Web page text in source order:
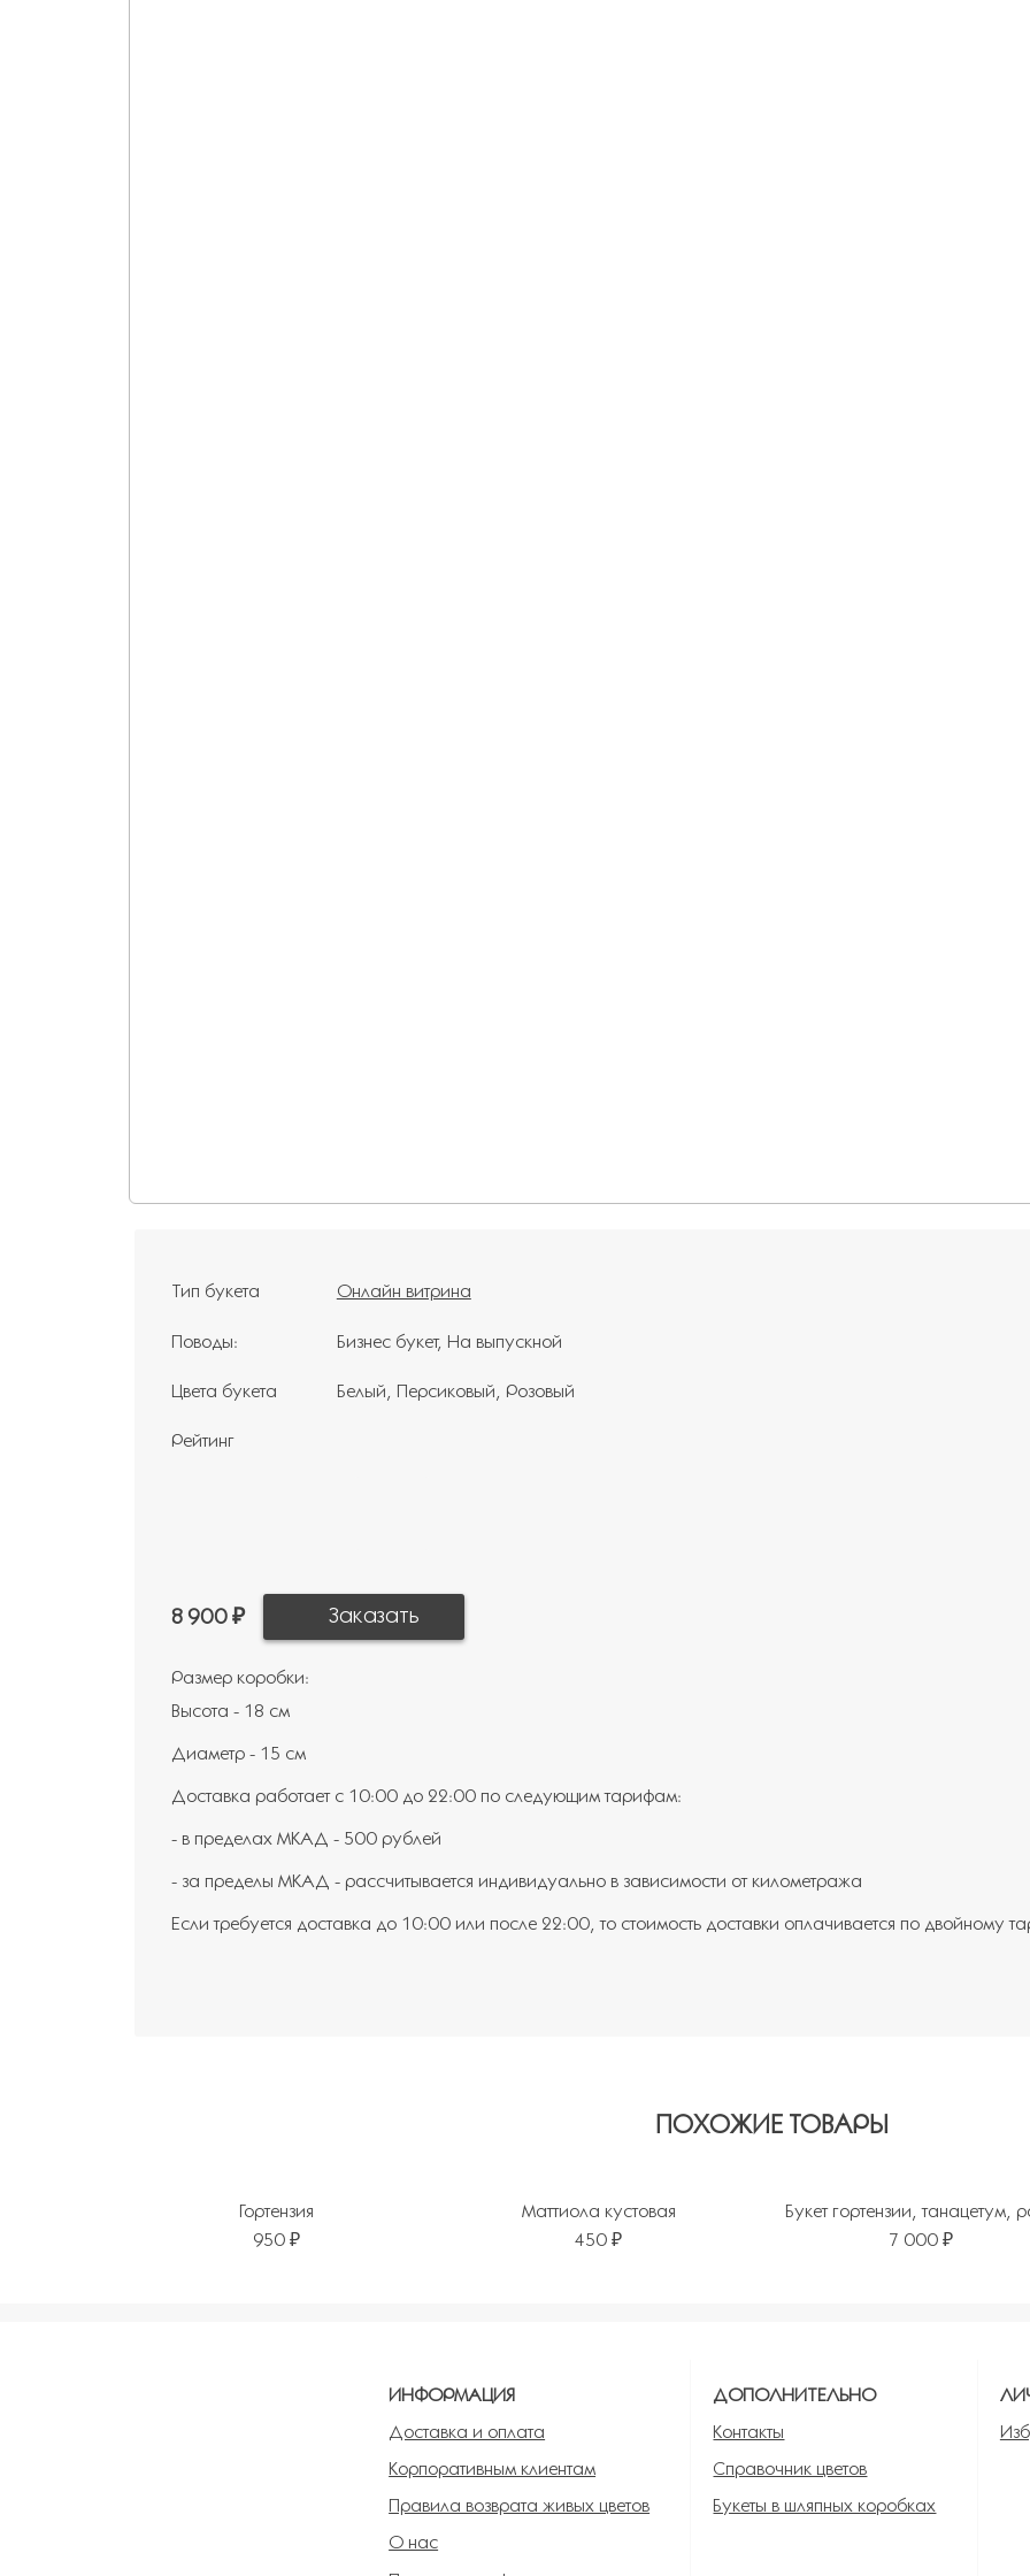
Тип букета Онлайн витрина
Поводы: Бизнес букет На выпускной
Цвета букета Белый Персиковый Розовый
Рейтинг
8 900 ₽
Размер коробки:
Высота - 18 см
Диаметр - 15 см
Доставка работает с 10:00 до 22:00 по следующим тарифам:
- в пределах МКАД - 500 рублей
- за пределы МКАД - рассчитывается индивидуально в зависимости от километража
Если требуется доставка до 10:00 или после 22:00, то стоимость доставки оплачивается по двойному
ПОХОЖИЕ ТОВАРЫ
Гортензия
950 ₽
Маттиола кустовая
450 ₽
Букет гортензии, танацетум,
7 000 ₽
ИНФОРМАЦИЯ
Доставка и оплата
Корпоративным клиентам
Правила возврата живых цветов
О нас
ДОПОЛНИТЕЛЬНО
Контакты
Справочник цветов
Букеты в шляпных коробках